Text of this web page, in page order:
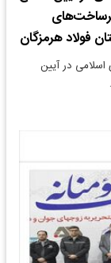
فولاد هرمزگان
در آیین